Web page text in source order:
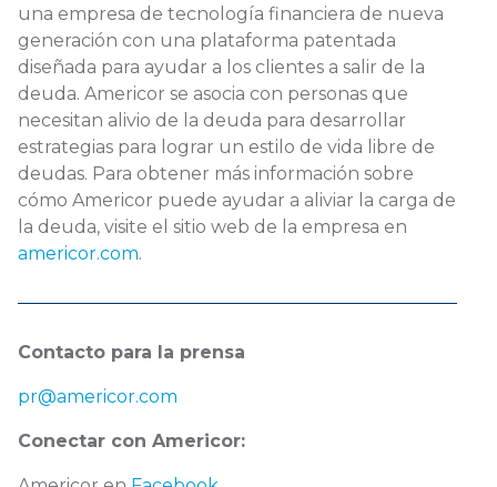
una empresa de tecnología financiera de nueva
generación con una plataforma patentada
diseñada para ayudar a los clientes a salir de la
deuda. Americor se asocia con personas que
necesitan alivio de la deuda para desarrollar
estrategias para lograr un estilo de vida libre de
deudas. Para obtener más información sobre
cómo Americor puede ayudar a aliviar la carga de
la deuda, visite el sitio web de la empresa en
americor.com.
Contacto para la prensa
pr@americor.com
Conectar con Americor: